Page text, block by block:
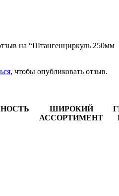
на “Штангенциркуль 250мм
, чтобы опубликовать отзыв.
ШИРОКИЙ
АССОРТИМЕНТ